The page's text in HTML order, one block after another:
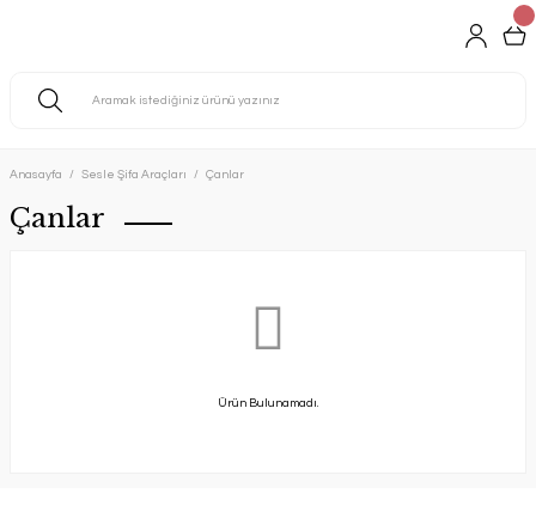
Anasayfa Sesle Şifa Araçları Çanlar
Çanlar
Ürün Bulunamadı.